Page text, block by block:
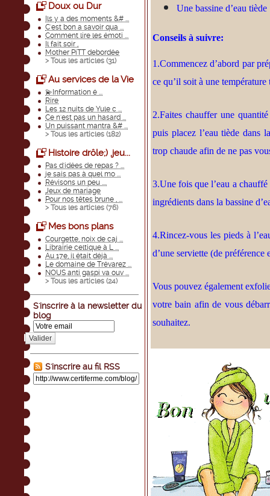
Doux ou Dur
Ils y a des moments &# ...
C'est bon a savoir qua ...
Comment lire les émoti ...
Il fait soir ,
Mother PiTT debordée
> Tous les articles (31)
Au services de la Vie
💫Information é ...
Rire
Les 12 nuits de Yule c ...
Ce n'est pas un hasard ...
Un puissant mantra &# ...
> Tous les articles (182)
Histoire drôle;) ,jeu...
Pas d'idées de repas ? ...
je sais pas à quel mo ...
Révisons un peu ....
Jeux de mariage
Pour nos têtes brune , ...
> Tous les articles (76)
Mes bons plans
Courgette, noix de caj ...
Librairie celtique à L ...
Au 17e, il était déjà ...
Le domaine de Trévarez ...
NOUS anti gaspi va ouv ...
> Tous les articles (24)
S'inscrire à la newsletter du
blog
Valider
S'inscrire au fil RSS
Une bassine d’eau tiède
Conseils à suivre:
1.Commencez d’abord par
ce qu’il soit à une
2.Faites chauffer une
puis placez l’eau tiède dans
trop chaude afin de ne pas
3.Une fois que l’eau a
ingrédients dans la bassine
4.Rincez-vous les pieds à
d’une serviette (de préférence
Vous pouvez également
votre bain afin de vous
souhaitez.